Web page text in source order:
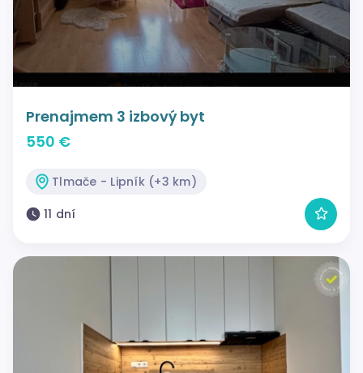
Prenajmem 3 izbový byt
550 €
Tlmače - Lipník (+3 km)
11 dní